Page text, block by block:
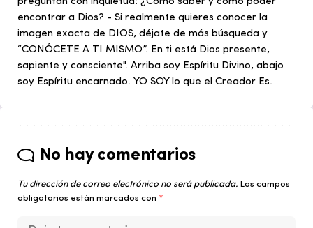
encontrar a Dios? - Si realmente quieres conocer la
imagen exacta de DIOS, déjate de más búsqueda y
“CONÓCETE A TI MISMO”. En ti está Dios presente,
sapiente y consciente". Arriba soy Espíritu Divino, abajo
soy Espíritu encarnado. YO SOY lo que el Creador Es.
No hay comentarios
Tu dirección de correo electrónico no será publicada. Los campos
obligatorios están marcados con *